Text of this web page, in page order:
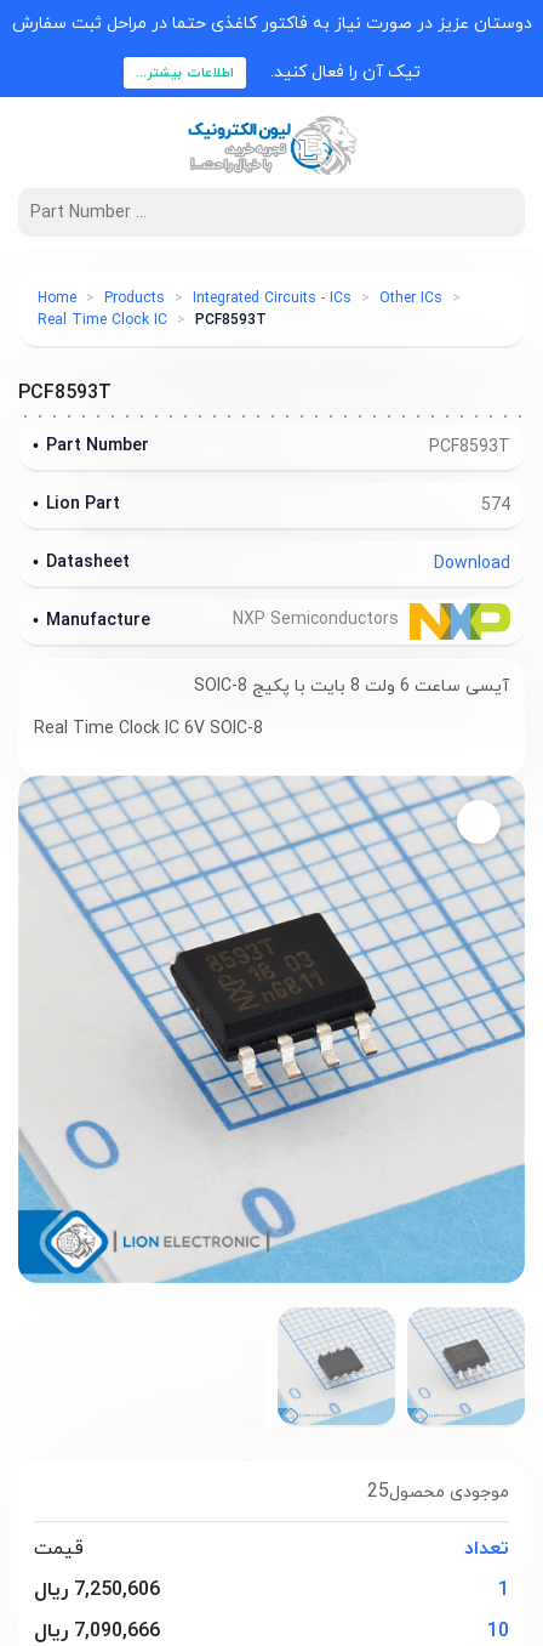
دوستان عزیز در صورت نیاز به فاکتور کاغذی حتما در مراحل ثبت سفارش
تیک آن را فعال کنید. اطلاعات بیشتر...
Home Products Integrated Circuits - ICs
Other ICs
Real Time Clock IC
PCF8593T
25موجودی محصول
تعداد
قیمت
1
7,250,606 ریال
10
7,090,666 ریال
PCF8593T
PCF8593T
Part Number
574
Lion Part
Download
Datasheet
Manufacture
آیسی ساعت 6 ولت 8 بایت با پکیج SOIC-8
Real Time Clock IC 6V SOIC-8